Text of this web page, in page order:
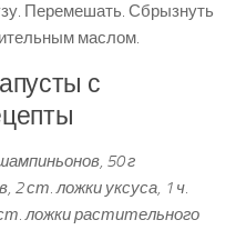
Перемешать. Сбрызнуть
маслом.
с
50 г
2 ст. ложки уксуса, 1 ч.
ложки растительного